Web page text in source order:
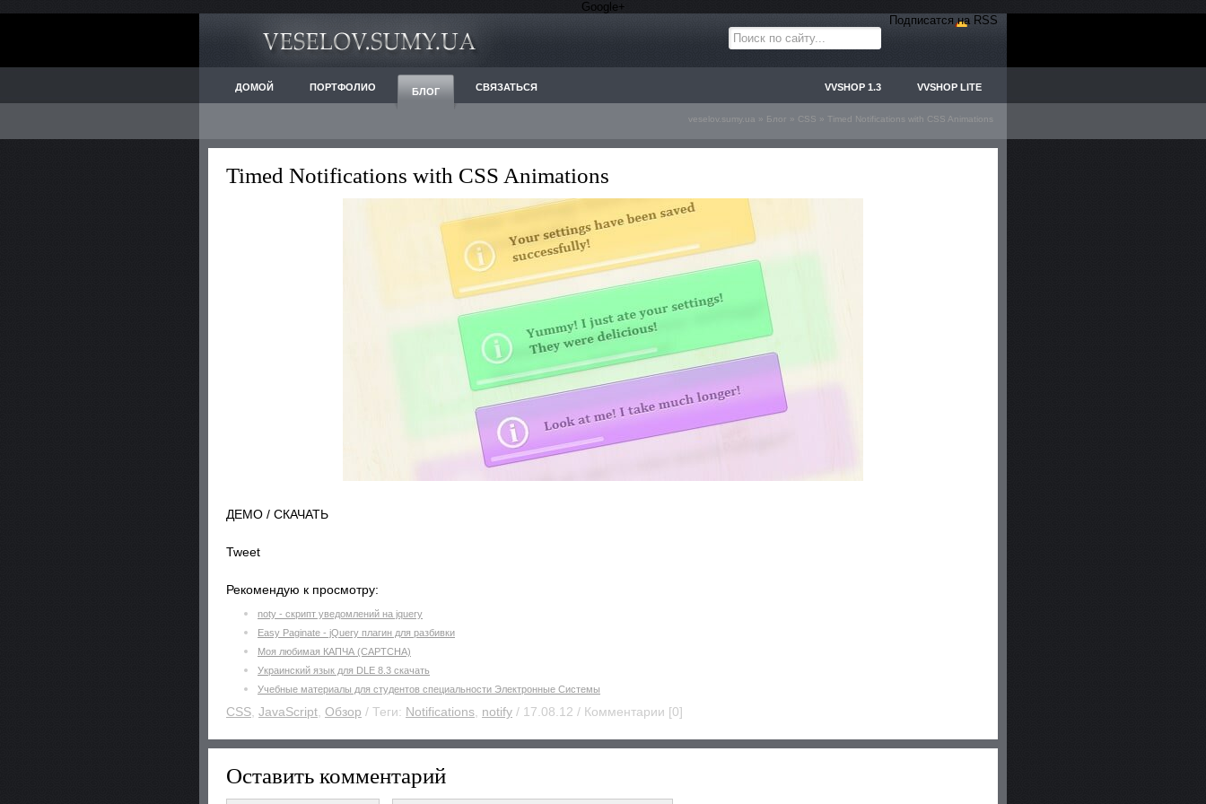
Google+
Подписатся на RSS
ДОМОЙ ПОРТФОЛИО БЛОГ СВЯЗАТЬСЯ VVSHOP 1.3 VVSHOP LITE
veselov.sumy.ua » Блог » CSS » Timed Notifications with CSS Animations
Timed Notifications with CSS Animations
ДЕМО / СКАЧАТЬ
Tweet
Рекомендую к просмотру:
noty - скрипт уведомлений на jquery
Easy Paginate - jQuery плагин для разбивки
Моя любимая КАПЧА (CAPTCHA)
Украинский язык для DLE 8.3 скачать
Учебные материалы для студентов специальности Электронные Системы
CSS JavaScript Обзор / Теги: Notifications notify / 17.08.12 / Комментарии [0]
Оставить комментарий